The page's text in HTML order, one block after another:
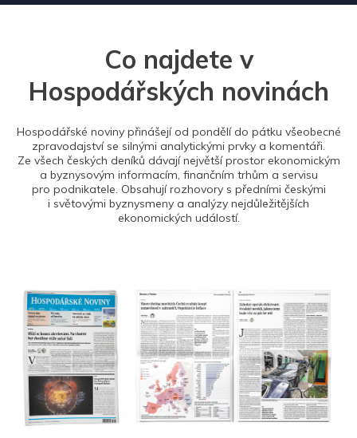
Co najdete v
Hospodářských novinách
Hospodářské noviny přinášejí od pondělí do pátku všeobecné
zpravodajství se silnými analytickými prvky a komentáři.
Ze všech českých deníků dávají největší prostor ekonomickým
a byznysovým informacím, finančním trhům a servisu
pro podnikatele. Obsahují rozhovory s předními českými
i světovými byznysmeny a analýzy nejdůležitějších
ekonomických událostí.